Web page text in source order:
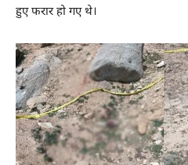
हुए फरार हो गए थे।